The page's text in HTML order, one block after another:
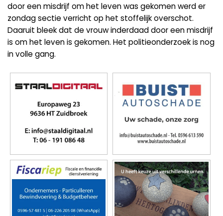
door een misdrijf om het leven was gekomen werd er
zondag sectie verricht op het stoffelijk overschot.
Daaruit bleek dat de vrouw inderdaad door een misdrijf
is om het leven is gekomen. Het politieonderzoek is nog
in volle gang.